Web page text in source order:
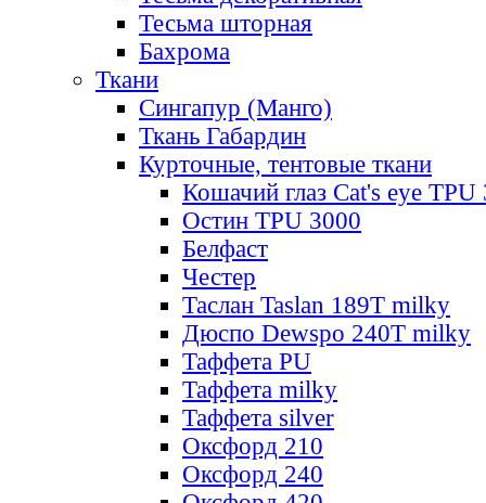
Тесьма шторная
Бахрома
Ткани
Сингапур (Манго)
Ткань Габардин
Курточные, тентовые ткани
Кошачий глаз Cat's eye TPU
Остин TPU 3000
Белфаст
Честер
Таслан Taslan 189T milky
Дюспо Dewspo 240T milky
Таффета PU
Таффета milky
Таффета silver
Оксфорд 210
Оксфорд 240